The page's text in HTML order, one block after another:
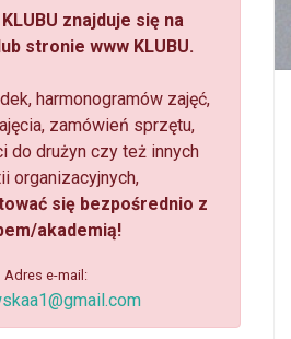
znajduje się na
stronie www KLUBU.
harmonogramów zajęć,
zamówień sprzętu,
do drużyn czy też innych
organizacyjnych,
się bezpośrednio z
akademią!
Adres e-mail: